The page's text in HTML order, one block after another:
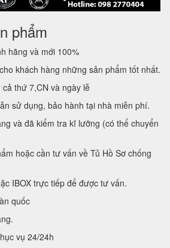
phẩm
hãng và mới 100%
khách hàng những sản phẩm tốt nhất.
thứ 7,CN và ngày lễ
sử dụng, bảo hành tại nhà miễn phí.
và đã kiểm tra kĩ lưỡng (có thể chuyển
hoặc cần tư vấn về Tủ Hồ Sơ chống
IBOX trực tiếp để được tư vấn.
quốc
vụ 24/24h